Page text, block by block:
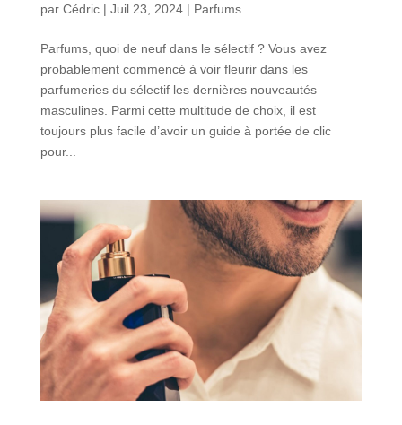
par Cédric| Juil 23, 2024| Parfums
Parfums, quoi de neuf dans le sélectif ? Vous avez
probablement commencé à voir fleurir dans les
parfumeries du sélectif les dernières nouveautés
masculines. Parmi cette multitude de choix, il est
toujours plus facile d’avoir un guide à portée de clic
pour...